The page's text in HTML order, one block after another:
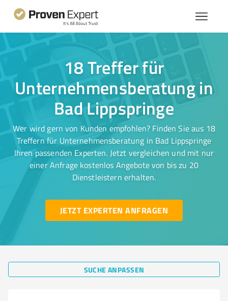
18 Treffer für
Unternehmensberatung in
Bad Lippspringe
Wer wird gern von Kunden empfohlen? Finden Sie aus 18
Treffern für Unternehmensberatung in Bad Lippspringe
Ihren passenden Experten. Jetzt vergleichen und mit nur
einer Anfrage kostenlos Angebote von bis zu 20
Dienstleistern erhalten.
JETZT EXPERTEN ANFRAGEN
SUCHE ANPASSEN